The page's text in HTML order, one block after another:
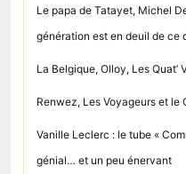
Le papa de Tatayet, Michel
génération est en deuil de ce
La Belgique, Olloy, Les Quat’
Renwez, Les Voyageurs et le
Vanille Leclerc : le tube «
génial… et un peu énervant